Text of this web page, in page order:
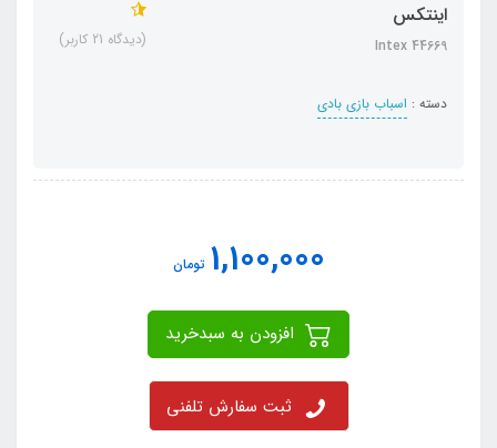
اینتکس
Intex 44669
دسته : اسباب بازی بادی
(دیدگاه 21 کاربر)
1,100,000 تومان
ثبت سفارش تلفنی